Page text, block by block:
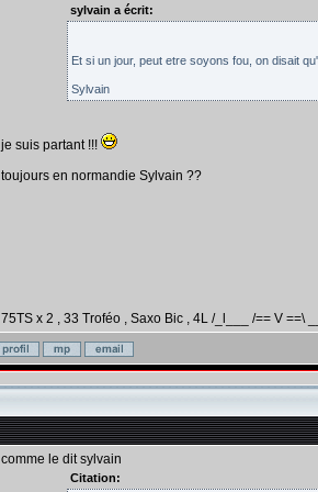
sylvain a écrit:
Et si un jour, peut etre soyons fou, on disait
Sylvain
je suis partant !!!
toujours en normandie Sylvain ??
75TS x 2 , 33 Troféo , Saxo Bic , 4L /_l___ /== V ==\
comme le dit sylvain
Citation: